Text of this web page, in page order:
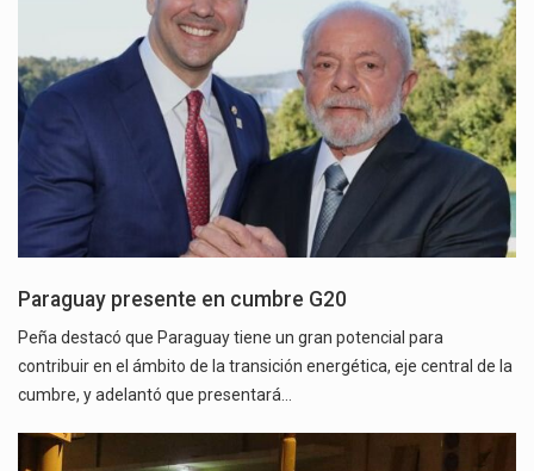
Paraguay presente en cumbre G20
Peña destacó que Paraguay tiene un gran potencial para
contribuir en el ámbito de la transición energética, eje central de la
cumbre, y adelantó que presentará…